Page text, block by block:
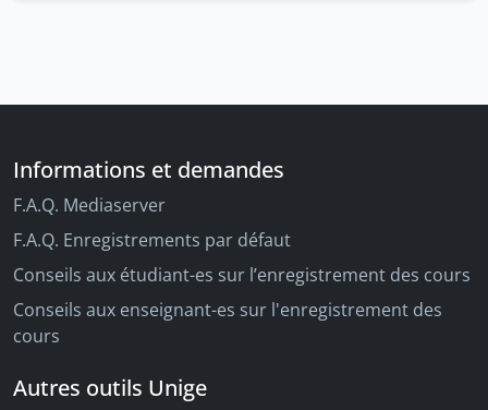
Informations et demandes
F.A.Q. Mediaserver
F.A.Q. Enregistrements par défaut
Conseils aux étudiant-es sur l’enregistrement des cours
Conseils aux enseignant-es sur l'enregistrement des
cours
Autres outils Unige